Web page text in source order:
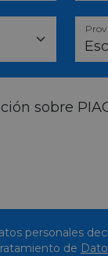
personales
de